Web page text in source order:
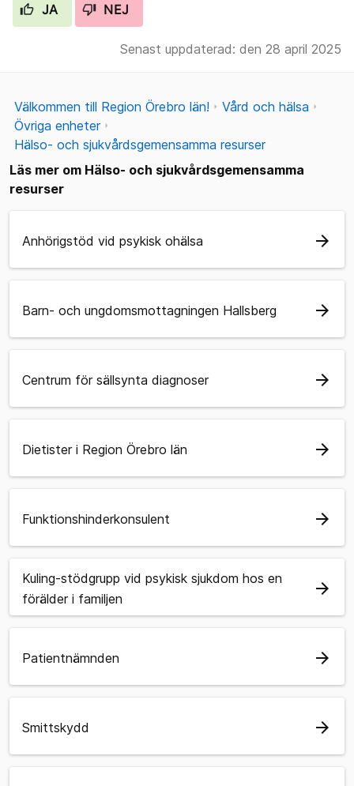
JA NEJ
Senast uppdaterad: den 28 april 2025
Välkommen till Region Örebro län!
Vård och hälsa
Övriga enheter
Hälso- och sjukvårdsgemensamma resurser
Läs mer om Hälso- och sjukvårdsgemensamma
resurser
Anhörigstöd vid psykisk ohälsa arrow_forward
Barn- och ungdomsmottagningen Hallsberg arrow_forward
Centrum för sällsynta diagnoser arrow_forward
Dietister i Region Örebro län arrow_forward
Funktionshinderkonsulent arrow_forward
Kuling-stödgrupp vid psykisk sjukdom hos en
förälder i familjen
arrow_forward
Patientnämnden arrow_forward
Smittskydd arrow_forward